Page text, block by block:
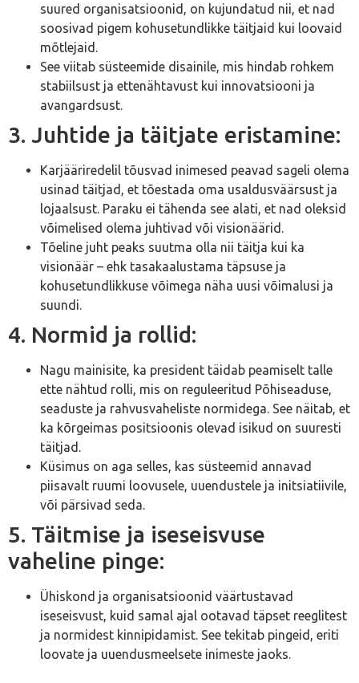
suured organisatsioonid, on kujundatud nii, et nad
soosivad pigem kohusetundlikke täitjaid kui loovaid
mõtlejaid.
See viitab süsteemide disainile, mis hindab rohkem
stabiilsust ja ettenähtavust kui innovatsiooni ja
avangardsust.
3. Juhtide ja täitjate eristamine:
Karjääriredelil tõusvad inimesed peavad sageli olema
usinad täitjad, et tõestada oma usaldusväärsust ja
lojaalsust. Paraku ei tähenda see alati, et nad oleksid
võimelised olema juhtivad või visionäärid.
Tõeline juht peaks suutma olla nii täitja kui ka
visionäär – ehk tasakaalustama täpsuse ja
kohusetundlikkuse võimega näha uusi võimalusi ja
suundi.
4. Normid ja rollid:
Nagu mainisite, ka president täidab peamiselt talle
ette nähtud rolli, mis on reguleeritud Põhiseaduse,
seaduste ja rahvusvaheliste normidega. See näitab, et
ka kõrgeimas positsioonis olevad isikud on suuresti
täitjad.
Küsimus on aga selles, kas süsteemid annavad
piisavalt ruumi loovusele, uuendustele ja initsiatiivile,
või pärsivad seda.
5. Täitmise ja iseseisvuse
vaheline pinge:
Ühiskond ja organisatsioonid väärtustavad
iseseisvust, kuid samal ajal ootavad täpset reeglitest
ja normidest kinnipidamist. See tekitab pingeid, eriti
loovate ja uuendusmeelsete inimeste jaoks.